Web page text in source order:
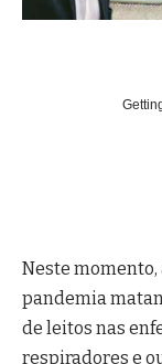
Neste
pandemia
de leitos nas
respiradores e